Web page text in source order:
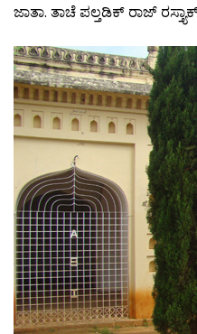
ಜಾತಾ. ತಾಚೆ ಪಲ್ತಡಿಕ್ ರಾಜ್‍